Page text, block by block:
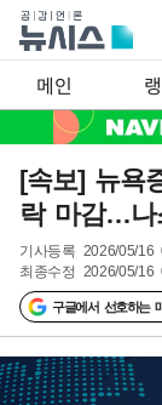
메인
[속보] 뉴욕
락 마감…나
기사등록 2026/05/16
최종수정 2026/05/16
구글에서 선호하는